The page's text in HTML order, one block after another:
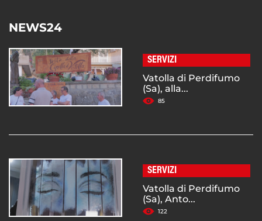
NEWS24
SERVIZI
Vatolla di Perdifumo
(Sa), alla...
85
SERVIZI
Vatolla di Perdifumo
(Sa), Anto...
122